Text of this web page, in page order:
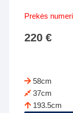
Prekės
220€
58cm
37cm
193.5cm